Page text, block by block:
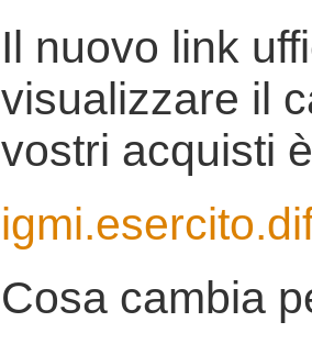
Il nuovo link
visualizzare il
vostri acquisti
Cosa cambia